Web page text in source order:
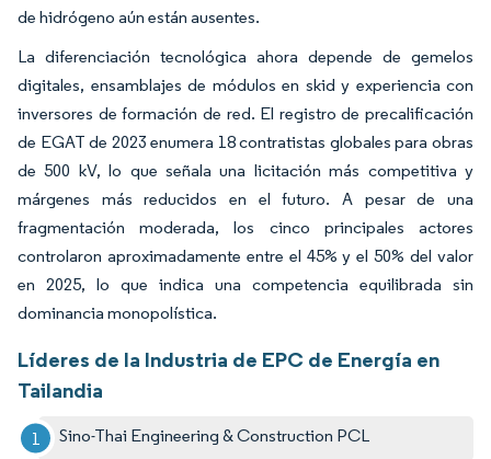
de hidrógeno aún están ausentes.
La diferenciación tecnológica ahora depende de gemelos
digitales, ensamblajes de módulos en skid y experiencia con
inversores de formación de red. El registro de precalificación
de EGAT de 2023 enumera 18 contratistas globales para obras
de 500 kV, lo que señala una licitación más competitiva y
márgenes más reducidos en el futuro. A pesar de una
fragmentación moderada, los cinco principales actores
controlaron aproximadamente entre el 45% y el 50% del valor
en 2025, lo que indica una competencia equilibrada sin
dominancia monopolística.
Líderes de la Industria de EPC de Energía en
Tailandia
Sino-Thai Engineering & Construction PCL